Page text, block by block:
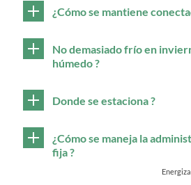
¿Cómo se mantiene
No demasiado frío en
húmedo ?
Donde se estaciona ?
¿Cómo se maneja la
fija ?